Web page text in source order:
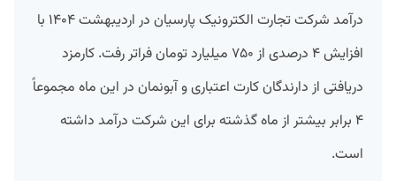
درآمد شرکت تجارت الکترونیک پارسیان در اردیبهشت ۱۴۰۴ با
افزایش ۴ درصدی از ۷۵۰ میلیارد تومان فراتر رفت. کارمزد
دریافتی از دارندگان کارت‌ اعتباری و آبونمان در این ماه مجموعاً
۴ برابر بیشتر از ماه گذشته برای این شرکت درآمد داشته
است.